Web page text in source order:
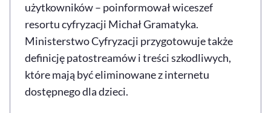
Sprawdź, jak i dlaczego zwiększamy dostępność , otwiera się w nowym
Deklaracja dostępności, otwiera się w nowym oknie
Zgłoś problem
, otwiera się w
użytkowników – poinformował wiceszef
resortu cyfryzacji Michał Gramatyka.
Ministerstwo Cyfryzacji przygotowuje także
definicję patostreamów i treści szkodliwych,
które mają być eliminowane z internetu
dostępnego dla dzieci.